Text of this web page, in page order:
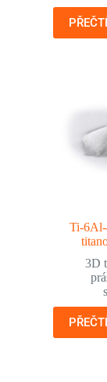
Ti-6Al-
3D